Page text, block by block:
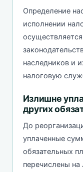
Определение
исполнении
наследников и
налоговую
Излишне
других
До
уплаченные
обязательных
перечислены